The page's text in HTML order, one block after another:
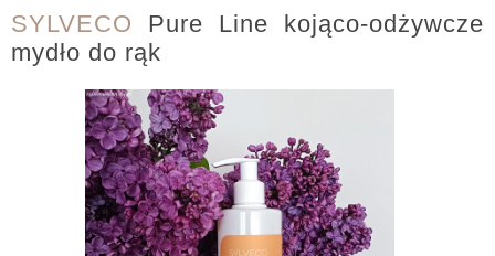
SYLVECO Pure Line kojąco-odżywcze
mydło do rąk